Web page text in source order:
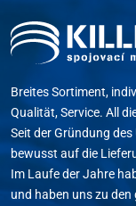
Breites Sortiment,
Qualität, Service. All
Seit der Gründung
bewusst auf die
Im Laufe der Jahre
und haben uns zu